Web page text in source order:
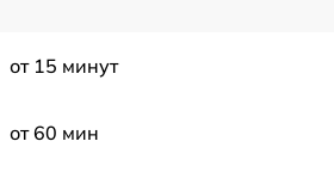
от 15 минут
от 60 мин